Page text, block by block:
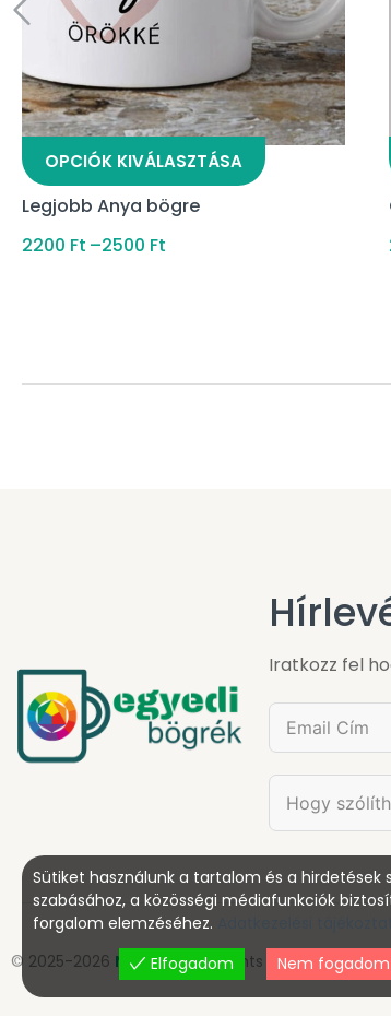
OPCIÓK KIVÁLASZTÁSA
Legjobb Anya bögre
2200 Ft –2500 Ft
Iratkozz fel
© 2025-2026 NetglobalAll rights reserved.
Sütiket használunk a tartalom és a hirdetések
szabásához, a közösségi médiafunkciók
forgalom elemzéséhez.
Elfogadom
Nem